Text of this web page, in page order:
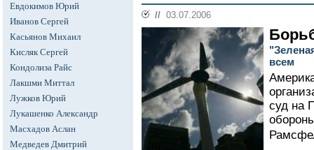
Евдокимов Юрий
Иванов Сергей
Касьянов Михаил
Кисляк Сергей
Кондолиза Райс
Лакшми Миттал
Лужков Юрий
Лукашенко Александр
Масхадов Аслан
Медведев Дмитрий
// 03.07.2006
всем
суд на